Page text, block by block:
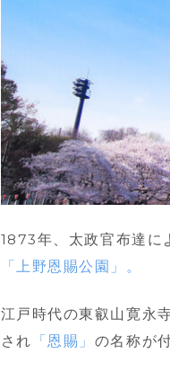
1873年、太政官布達に
「上野恩賜公園」。
江戸時代の東叡山寛永
され 「恩賜」 の名称が